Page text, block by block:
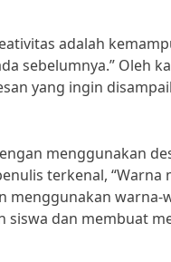
adalah
sebelumnya.” Oleh
yang ingin
menggunakan
terkenal, “Warna
menggunakan warna-
dan membuat